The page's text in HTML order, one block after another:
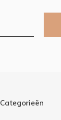
Categorieën